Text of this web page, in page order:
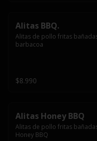
Alitas BBQ.
Alitas de pollo fritas
barbacoa
$8.990
Alitas Honey BBQ
Alitas de pollo fritas
Honey BBQ